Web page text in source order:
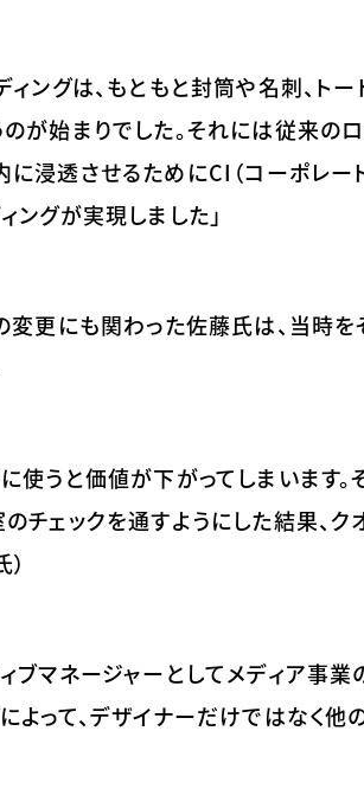
ィングは、もともと封筒や名刺、
が始まりでした。それには従来の
浸透させるためにCI（コーポレー
ングが実現しました」
変更にも関わった佐藤氏は、当時
使うと価値が下がってしまいます
チェックを通すようにした結果、
ブマネージャーとしてメディア事
よって、デザイナーだけではなく